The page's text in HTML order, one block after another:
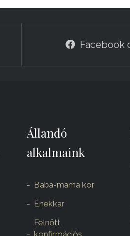
Facebook
Állandó
alkalmaink
Baba-mama kör
Énekkar
Felnőtt